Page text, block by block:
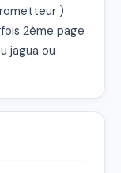
)
2ème page
jagua ou